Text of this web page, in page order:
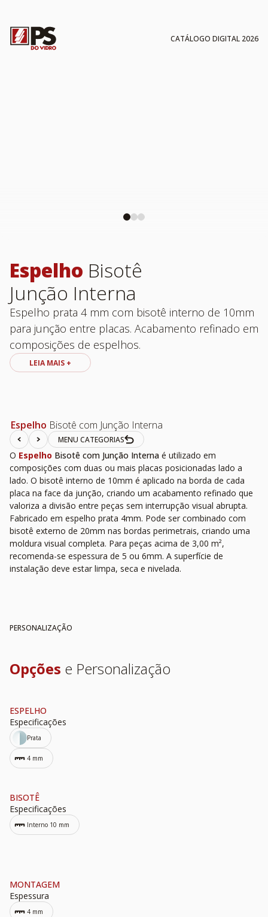
CATÁLOGO DIGITAL 2026
Espelho Bisotê
Junção Interna
Espelho prata 4 mm com bisotê interno de 10mm
para junção entre placas. Acabamento refinado em
composições de espelhos.
LEIA MAIS +
Espelho Bisotê com Junção Interna
MENU CATEGORIAS
O Espelho Bisotê com Junção Interna é utilizado em
composições com duas ou mais placas posicionadas lado a
lado. O bisotê interno de 10mm é aplicado na borda de cada
placa na face da junção, criando um acabamento refinado que
valoriza a divisão entre peças sem interrupção visual abrupta.
Fabricado em espelho prata 4mm. Pode ser combinado com
bisotê externo de 20mm nas bordas perimetrais, criando uma
moldura visual completa. Para peças acima de 3,00 m²,
recomenda-se espessura de 5 ou 6mm. A superfície de
instalação deve estar limpa, seca e nivelada.
PERSONALIZAÇÃO
Opções e Personalização
ESPELHO
Especificações
Prata
4 mm
BISOTÊ
Especificações
Interno 10 mm
MONTAGEM
Espessura
4 mm